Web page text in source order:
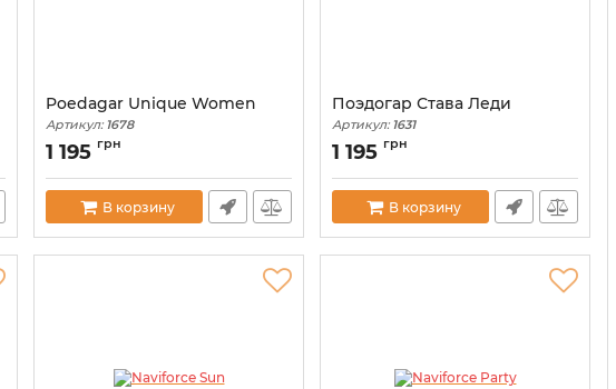
Poedagar Unique Women
Артикул:1678
1 195 грн
В корзину
Поэдогар Става Леди
Артикул:1631
1 195 грн
В корзину